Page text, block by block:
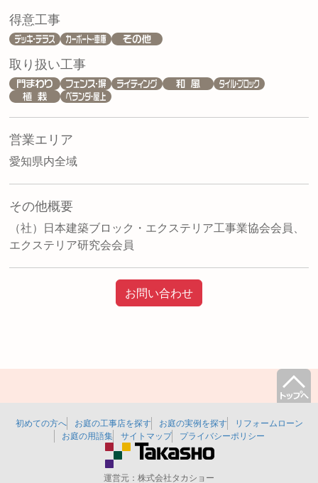
得意工事
取り扱い工事
営業エリア
愛知県内全域
その他概要
（社）日本建築ブロック・エクステリア工事業協会会員、
エクステリア研究会会員
お問い合わせ
初めての方へ お庭の工事店を探す お庭の実例を探す
リフォームローン
お庭の用語集
サイトマップ プライバシーポリシー
運営元： 株式会社タカショー